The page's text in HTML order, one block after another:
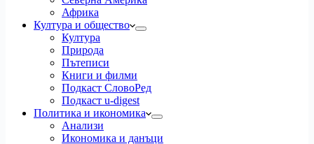
Африка
Култура и общество
Култура
Природа
Пътеписи
Книги и филми
Подкаст СловоРед
Подкаст u-digest
Политика и икономика
Анализи
Икономика и данъци